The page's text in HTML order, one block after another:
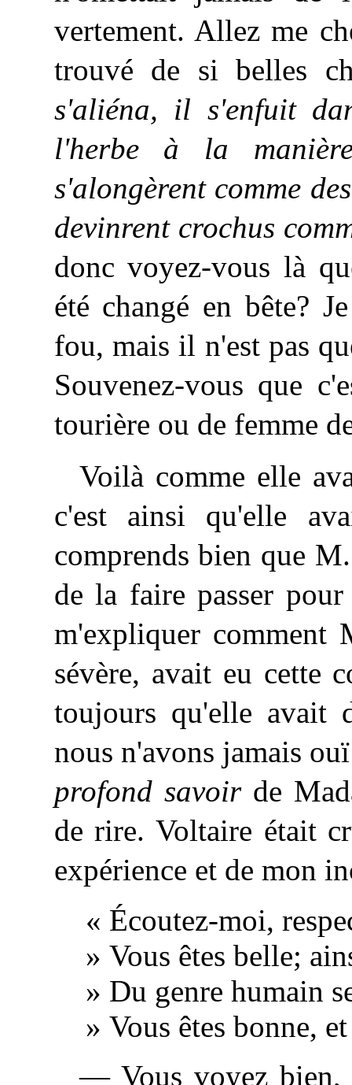
vertement. Allez me
trouvé de si belles
s'aliéna, il s'enfuit
l'herbe à la
s'alongèrent comme
devinrent crochus
donc voyez-vous là
été changé en bête?
fou, mais il n'est pas
Souvenez-vous que
tourière ou de femme
Voilà comme elle
c'est ainsi qu'elle
comprends bien que
de la faire passer
m'expliquer comment
sévère, avait eu cette
toujours qu'elle avait
nous n'avons jamais
profond savoirde
de rire. Voltaire était
expérience et de mon
« Écoutez-moi,
» Vous êtes belle;
» Du genre humain
» Vous êtes bonne,
— Vous voyez bien,